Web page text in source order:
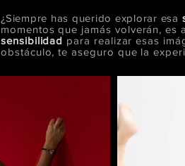
¿Siempre has querido explorar esa
momentos que jamás volverán,
sensibilidad para realizar esas
obstáculo, te aseguro que la